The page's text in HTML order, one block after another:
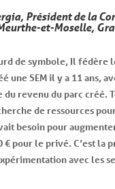
Président de la
et-Moselle,
de symbole, Il fédère
une SEM il y a 11 ans,
du revenu du parc créé.
de ressources
besoin pour
pour le privé. C’est la
avec les